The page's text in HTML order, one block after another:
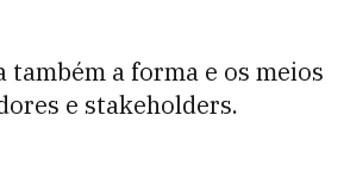
também a forma e os meios
e stakeholders.